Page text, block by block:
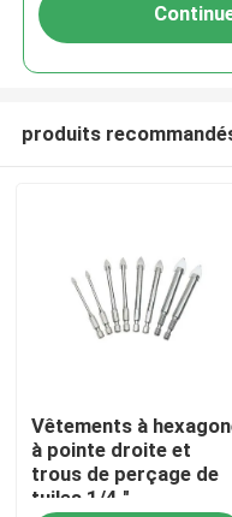
produits
Vêtements à
à pointe droite et
trous de perçage de
tuiles 1/4 "